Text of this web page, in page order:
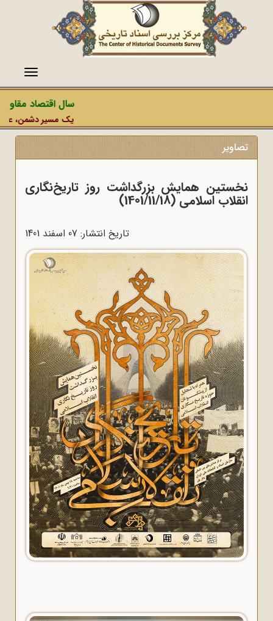
منو
سال اقتصاد
یک مسیر دشمن،
تصاویر
نخستین همایش بزرگداشت روز تاریخ‌نگاری
انقلاب اسلامی (1401/11/18)
تاریخ انتشار: 07 اسفند 1401